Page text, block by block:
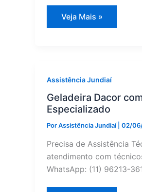
Geladeira
Clarice
Veja Mais »
Assistência Jundiaí
Geladeira Dacor
Especializado
PorAssistência Jundiaí 02/
Precisa de Assistência
atendimento com
WhatsApp: (11) 96213-